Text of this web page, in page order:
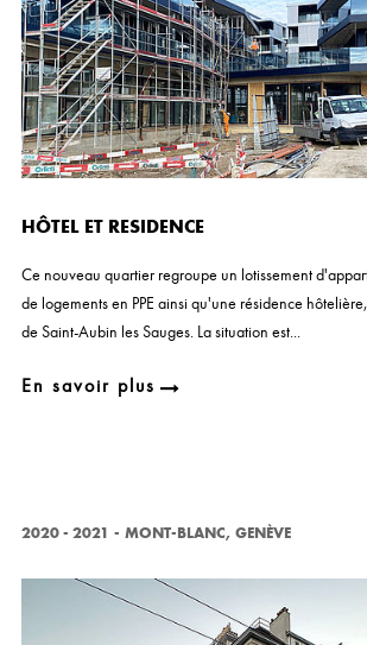
HÔTEL ET RESIDENCE
Ce nouveau quartier regroupe un lotissement
de logements en PPE ainsi qu'une résidence
de Saint-Aubin les Sauges. La situation est...
En savoir plus
2020 - 2021 - MONT-BLANC, GENÈVE